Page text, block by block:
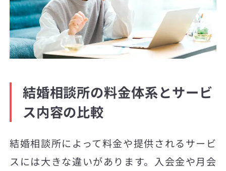
結婚相談所の料金体系とサービ
ス内容の比較
結婚相談所によって料金や提供されるサービ
スには大きな違いがあります。入会金や月会